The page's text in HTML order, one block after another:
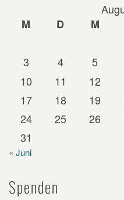
M
D M
3
4 5
10
11 12
17
18 19
24
25 26
31
« Juni
Spenden